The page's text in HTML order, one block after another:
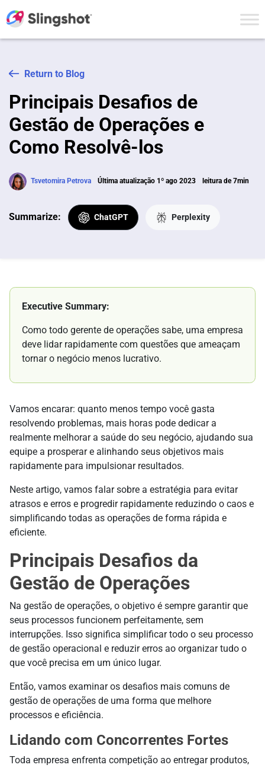
Return to Blog
Principais Desafios de
Gestão de Operações e
Como Resolvê-los
Tsvetomira Petrova Última atualização 1º ago 2023 leitura de 7min
Summarize: ChatGPT Perplexity
Executive Summary:
Como todo gerente de operações sabe, uma empresa
deve lidar rapidamente com questões que ameaçam
tornar o negócio menos lucrativo.
Vamos encarar: quanto menos tempo você gasta
resolvendo problemas, mais horas pode dedicar a
realmente melhorar a saúde do seu negócio, ajudando sua
equipe a prosperar e alinhando seus objetivos mais
rapidamente para impulsionar resultados.
Neste artigo, vamos falar sobre a estratégia para evitar
atrasos e erros e progredir rapidamente reduzindo o caos e
simplificando todas as operações de forma rápida e
eficiente.
Principais Desafios da
Gestão de Operações
Na gestão de operações, o objetivo é sempre garantir que
seus processos funcionem perfeitamente, sem
interrupções. Isso significa simplificar todo o seu processo
de gestão operacional e reduzir erros ao organizar tudo o
que você precisa em um único lugar.
Então, vamos examinar os desafios mais comuns de
gestão de operações de uma forma que melhore
processos e eficiência.
Lidando com Concorrentes Fortes
Toda empresa enfrenta competição ao entregar produtos,